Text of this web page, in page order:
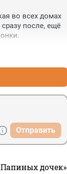
во всех домах
после, ещё
Отправить
дочек»